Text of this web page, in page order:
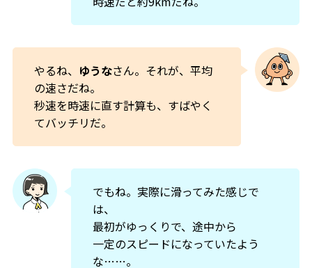
やるね、 ゆうなさん。それが、平均
の速さだね。
秒速を時速に直す計算も、すばやく
てバッチリだ。
でもね。実際に滑ってみた感じで
は、
最初がゆっくりで、途中から
一定のスピードになっていたよう
な……。